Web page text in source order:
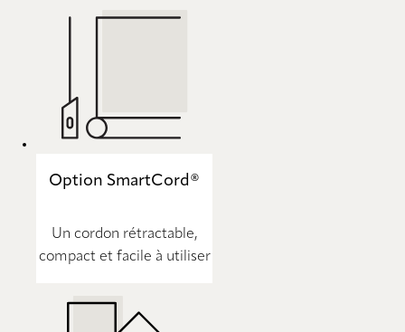
Option SmartCord®
Un cordon rétractable,
compact et facile à utiliser